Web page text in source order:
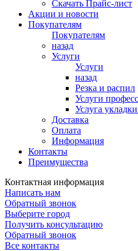
Скачать Прайс-лист
Акции и новости
Покупателям
Покупателям
назад
Услуги
Услуги
назад
Резка и распил
Услуги
Услуга
Доставка
Оплата
Информация
Контакты
Преимущества
Контактная информация
Написать нам
Обратный звонок
Выберите город
Получить консультацию
Обратный звонок
Все контакты